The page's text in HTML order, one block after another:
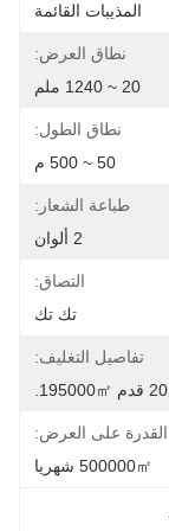
المذيبات القائمة
نطاق العرض:
20 ~ 1240 ملم
نطاق الطول:
50 ~ 500 م
طباعة الشعار:
التصاق:
تك تك
تفاصيل التغليف:
القدرة على العرض:
500000㎡ شهريا